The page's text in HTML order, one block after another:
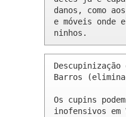
danos, como
e móveis onde
ninhos.
Barros
Os cupins
inofensivos